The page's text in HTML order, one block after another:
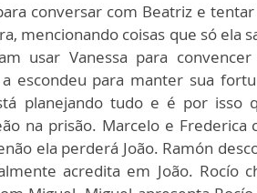
conversar com Beatriz e
mencionando coisas que só ela
usar Vanessa para
escondeu para manter sua
planejando tudo e é por isso
na prisão. Marcelo e Frederica
ela perderá João. Ramón
acredita em João. Rocío